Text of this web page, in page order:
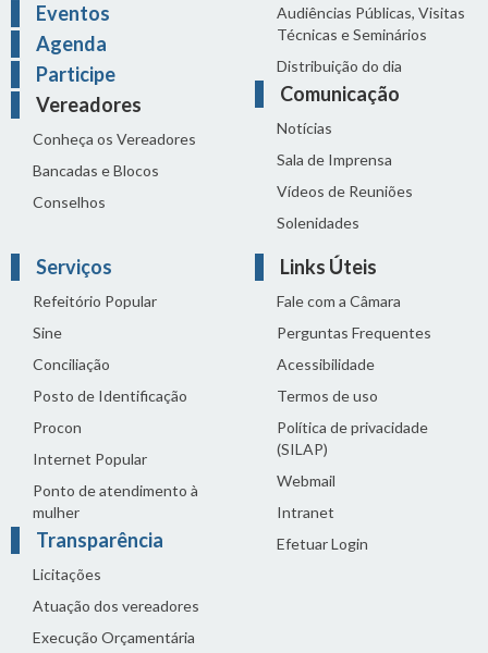
Eventos
Agenda
Participe
Vereadores
Conheça os Vereadores
Bancadas e Blocos
Conselhos
Audiências Públicas, Visitas
Técnicas e Seminários
Distribuição do dia
Comunicação
Notícias
Sala de Imprensa
Vídeos de Reuniões
Solenidades
Serviços
Refeitório Popular
Sine
Conciliação
Posto de Identificação
Procon
Internet Popular
Ponto de atendimento à
mulher
Transparência
Licitações
Atuação dos vereadores
Execução Orçamentária
Links Úteis
Fale com a Câmara
Perguntas Frequentes
Acessibilidade
Termos de uso
Política de privacidade
(SILAP)
Webmail
Intranet
Efetuar Login